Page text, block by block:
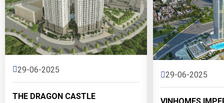
29-06-2025
THE DRAGON CASTLE
29-06-2025